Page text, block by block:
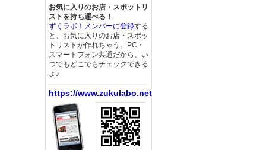
お気に入りのお店・スポットリ
ストを持ち運べる！
ずくラボ！メンバーに登録する
と、お気に入りのお店・スポッ
トリストが作れちゃう。PC・
スマートフォン共通だから、い
つでもどこでもチェックできる
よ♪
https://www.zukulabo.net/